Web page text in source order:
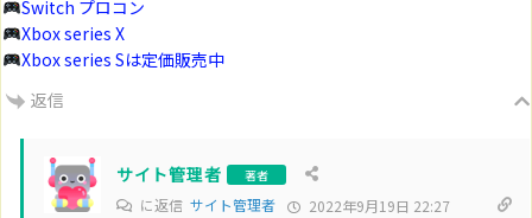
Switch プロコン
Xbox series X
Xbox series Sは定価販売中
返信
サイト管理者 著者
に返信 サイト管理者 2022年9月19日 22:27